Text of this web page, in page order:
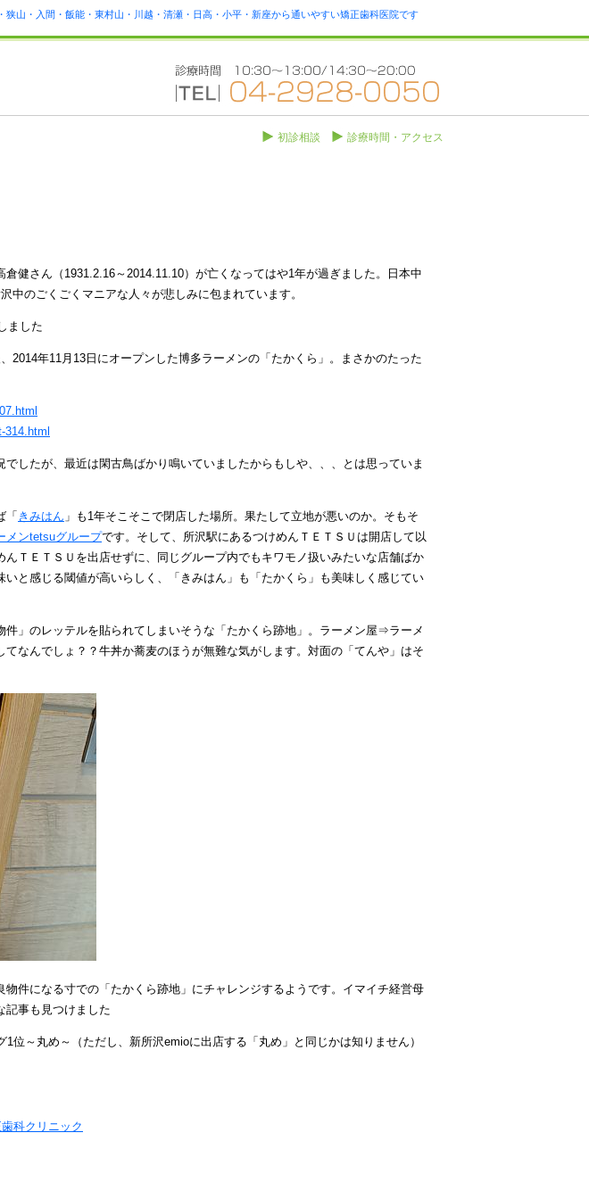
山・入間・飯能・東村山・川越・清瀬・日高・小平・新座から通いやすい矯正歯科医院です
診療時間・アクセス
初診相談
健さん（1931.2.16～2014.11.10）が亡くなってはや1年が過ぎました。日本中
中のごくごくマニアな人々が悲しみに包まれています。
ました
2014年11月13日にオープンした博多ラーメンの「たかくら」。まさかのたった
したが、最近は閑古鳥ばかり鳴いていましたからもしや、、、とは思っていま
「 きみはん 」も1年そこそこで閉店した場所。果たして立地が悪いのか。そもそ
メンtetsuグループです。そして、所沢駅にあるつけめんＴＥＴＳＵは開店して以
ＴＥＴＳＵを出店せずに、同じグループ内でもキワモノ扱いみたいな店舗ばか
と感じる閾値が高いらしく、「きみはん」も「たかくら」も美味しく感じてい
」のレッテルを貼られてしまいそうな「たかくら跡地」。ラーメン屋⇒ラーメ
なんでしょ？？牛丼か蕎麦のほうが無難な気がします。対面の「てんや」はそ
件になる寸での「たかくら跡地」にチャレンジするようです。イマイチ経営母
記事も見つけました
位～丸め～（ただし、新所沢emioに出店する「丸め」と同じかは知りません）
科クリニック